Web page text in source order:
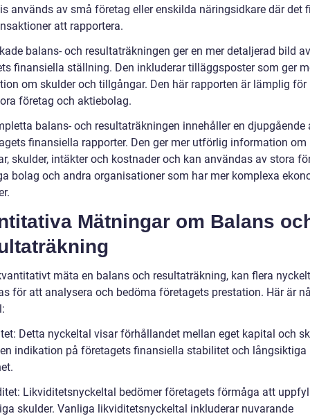
används av små företag eller enskilda näringsidkare där det
att rapportera.
balans- och resultaträkningen ger en mer detaljerad bild av
finansiella ställning. Den inkluderar tilläggsposter som ger
om skulder och tillgångar. Den här rapporten är lämplig för
företag och aktiebolag.
balans- och resultaträkningen innehåller en djupgående
finansiella rapporter. Den ger mer utförlig information om
skulder, intäkter och kostnader och kan användas av stora
bolag och andra organisationer som har mer komplexa
Mätningar om Balans
mäta en balans och resultaträkning, kan flera
för att analysera och bedöma företagets prestation. Här är
Detta nyckeltal visar förhållandet mellan eget kapital och
indikation på företagets finansiella stabilitet och långsiktiga
Likviditetsnyckeltal bedömer företagets förmåga att
skulder. Vanliga likviditetsnyckeltal inkluderar nuvarande